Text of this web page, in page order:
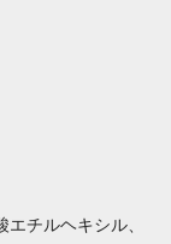
チルヘキシル、